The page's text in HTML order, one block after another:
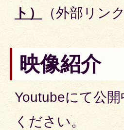
ト） （外部リンク
映像紹介
Youtubeにて公
ください。